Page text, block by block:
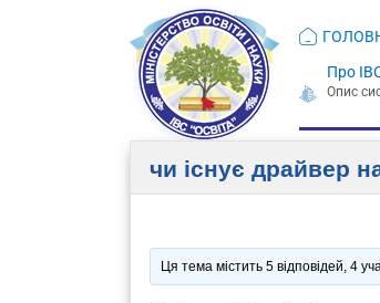
Про
чи існує драйвер
Ця тема містить 5 відповідей, 4